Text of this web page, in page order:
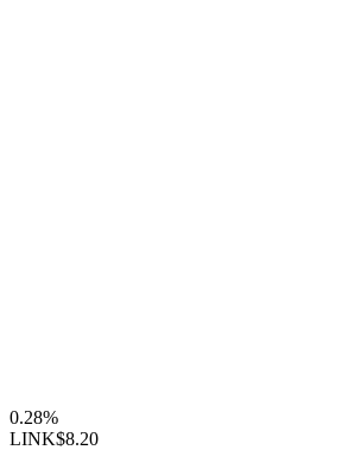
0.28%
LINK$8.20